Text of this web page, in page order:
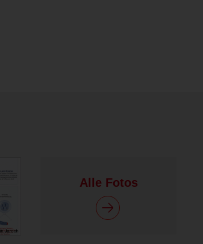
Alle Fotos